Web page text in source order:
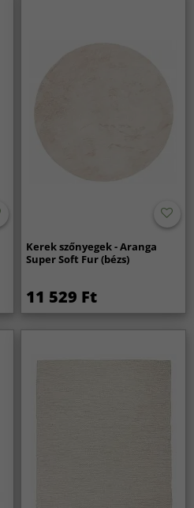
Kerek szőnyegek - Aranga
Super Soft Fur (bézs)
11 529 Ft